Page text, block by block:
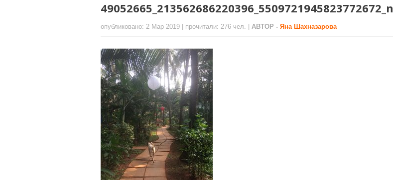
49052665_213562686220396_5509721945823772672_n
опубликовано: 2 Мар 2019 | прочитали: 276 чел. | АВТОР - Яна Шахназарова